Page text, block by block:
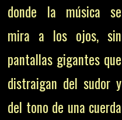
donde la música se
mira a los ojos, sin
pantallas gigantes que
distraigan del sudor y
del tono de una cuerda